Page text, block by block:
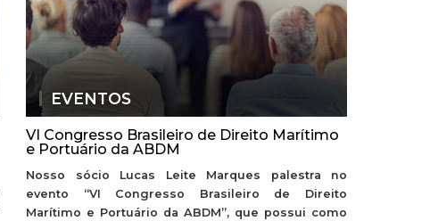
EVENTOS
VI Congresso Brasileiro de Direito Marítimo
e Portuário da ABDM
Nosso sócio Lucas Leite Marques palestra no
evento “VI Congresso Brasileiro de Direito
Marítimo e Portuário da ABDM”, que possui como